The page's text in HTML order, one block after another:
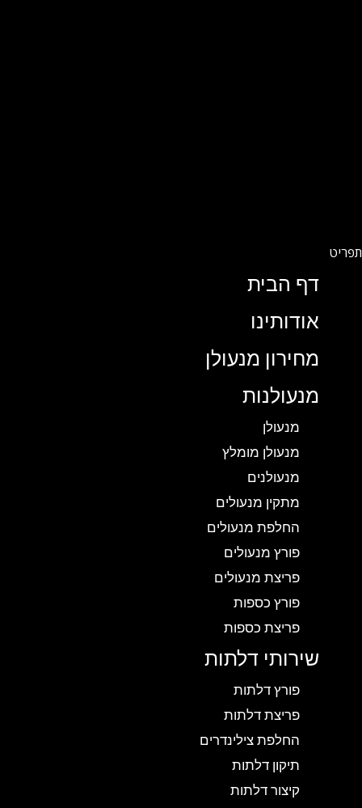
דף הבית
אודותינו
מחירון מנעולן
מנעולנות
מנעולן
מנעולן מומלץ
מנעולנים
מתקין מנעולים
החלפת מנעולים
פורץ מנעולים
פריצת מנעולים
פורץ כספות
פריצת כספות
שירותי דלתות
פורץ דלתות
פריצת דלתות
החלפת צילינדרים
תיקון דלתות
קיצור דלתות